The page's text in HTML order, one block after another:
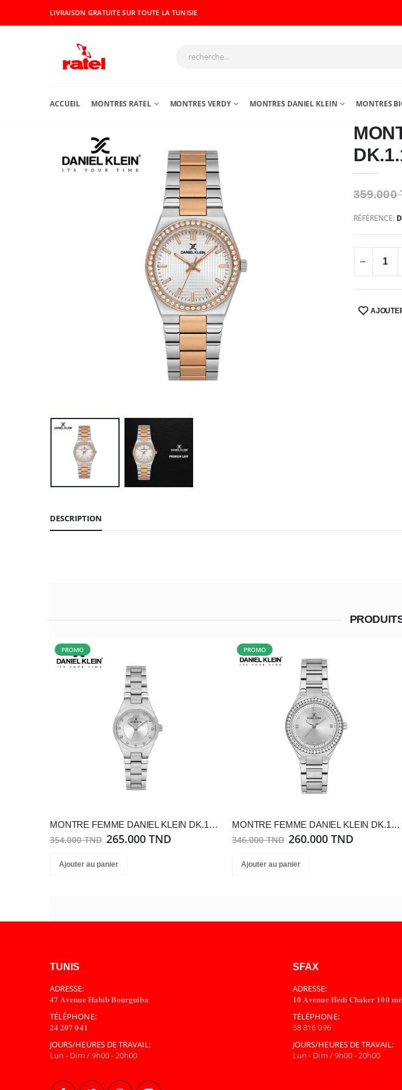
LIVRAISON GRATUITE SUR TOUTE LA TUNISIE
ACCUEIL MONTRES RATEL MONTRES VERDY MONTRES DANIEL KLEIN MONTRES
359.000
RÉFÉRENCE:
SHARE:
DESCRIPTION
PROMO
MONTRE FEMME DANIEL KLEIN DK.1.13940-1
354.000 TND 265.000 TND
Ajouter au panier
PROMO
MONTRE FEMME DANIEL KLEIN DK.1.13765-1
346.000 TND 260.000 TND
Ajouter au panier
TUNIS
ADRESSE:
𝟒𝟕 𝐀𝐯𝐞𝐧𝐮𝐞 𝐇𝐚𝐛𝐢𝐛 𝐁𝐨𝐮𝐫𝐠𝐮𝐢𝐛𝐚
TÉLÉPHONE:
𝟐𝟒 𝟐𝟎𝟕 𝟎𝟒𝟏
JOURS/HEURES DE TRAVAIL:
Lun - Dim / 9h00 - 20h00
SFAX
ADRESSE:
𝟏𝟎 𝐀𝐯𝐞𝐧𝐮𝐞 𝐇𝐞́𝐝𝐢 𝐂𝐡𝐚𝐤𝐞𝐫 𝟏𝟎𝟎
TÉLÉPHONE:
58 816 096
JOURS/HEURES DE TRAVAIL:
Lun - Dim / 9h00 - 20h00